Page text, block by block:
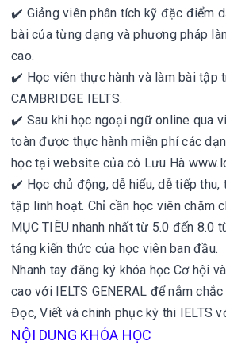
✔️ Giảng viên phân tích kỹ đặc điểm
bài của từng dạng và phương pháp
cao.
✔️ Học viên thực hành và làm bài tập
CAMBRIDGE IELTS.
✔️ Sau khi học ngoại ngữ online qua
toàn được thực hành miễn phí các
học tại website của cô Lưu Hà
✔️ Học chủ động, dễ hiểu, dễ tiếp thu,
tập linh hoạt. Chỉ cần học viên chăm
MỤC TIÊU nhanh nhất từ 5.0 đến 8.0
tảng kiến thức của học viên ban đầu.
Nhanh tay đăng ký khóa học Cơ hội
cao với IELTS GENERAL để nắm
Đọc, Viết và chinh phục kỳ thi IELTS
NỘI DUNG KHÓA HỌC